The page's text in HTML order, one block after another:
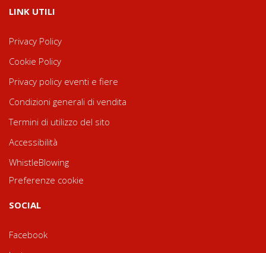
LINK UTILI
Privacy Policy
Cookie Policy
Privacy policy eventi e fiere
Condizioni generali di vendita
Termini di utilizzo del sito
Accessibilità
WhistleBlowing
Preferenze cookie
SOCIAL
Facebook